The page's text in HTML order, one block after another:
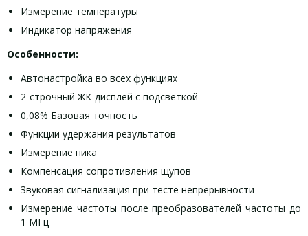
Измерение температуры
Индикатор напряжения
Особенности:
Автонастройка во всех функциях
2-строчный ЖК-дисплей с подсветкой
0,08% Базовая точность
Функции удержания результатов
Измерение пика
Компенсация сопротивления щупов
Звуковая сигнализация при тесте непрерывности
Измерение частоты после преобразователей частоты до
1 МГц